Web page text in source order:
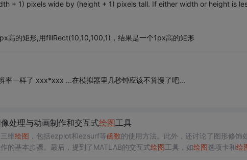
+ 1) pixels wide by (height + 1) pixels tall. If either width or height is
高的矩形,用fillRect(10,10,100,1)，结果是一个1px高的矩形
率一样了 xxx*xxx ...在模拟器里几秒钟应该不算慢了吧...
处理与动画制作和交互式绘图工具
维绘图 ，包括ezplot和ezsurf等函数的使用方法。此外，还讨论了图形修饰
的基本步骤。最后，提到了MATLAB的交互式绘图工具，如绘图选项卡和绘